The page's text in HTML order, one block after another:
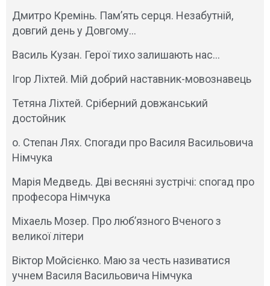
Дмитро Кремінь. Памʼять серця. Незабутній,
довгий день у Довгому…
Василь Кузан. Герої тихо залишають нас…
Ігор Ліхтей. Мій добрий наставник-мовознавець
Тетяна Ліхтей. Сріберний довжанський
достойник
о. Степан Лях. Спогади про Василя Васильовича
Німчука
Марія Медведь. Дві весняні зустрічі: спогад про
професора Німчука
Міхаель Мозер. Про люб’язного Вченого з
великої літери
Віктор Мойсієнко. Маю за честь називатися
учнем Василя Васильовича Німчука